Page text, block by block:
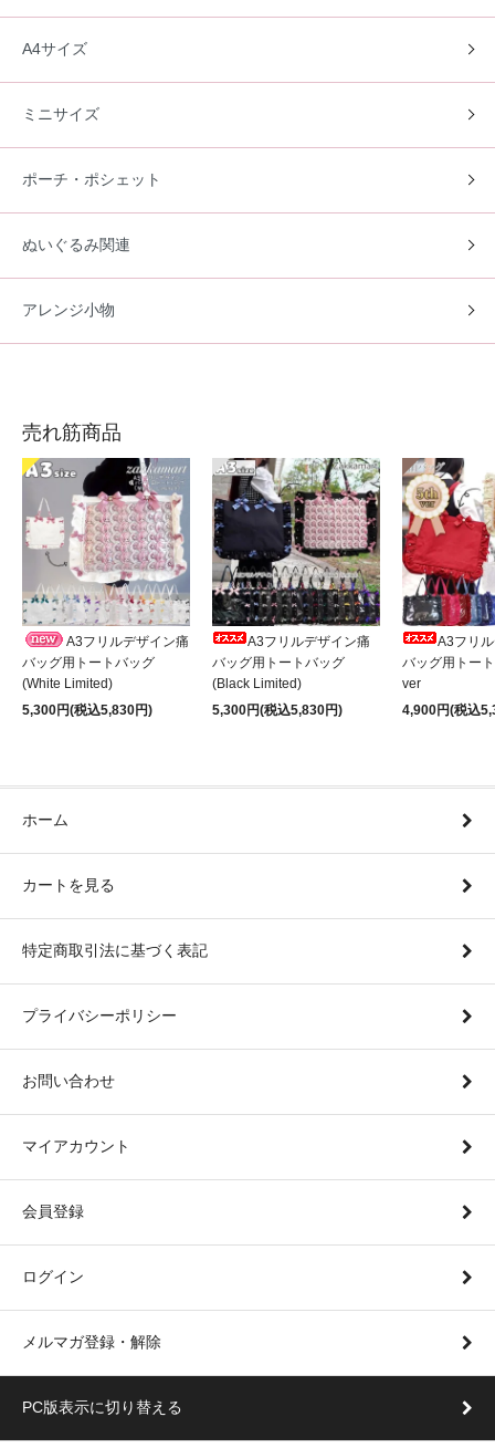
A4サイズ
ミニサイズ
ポーチ・ポシェット
ぬいぐるみ関連
アレンジ小物
売れ筋商品
A3フリルデザイン痛
バッグ用トートバッグ
(White Limited)
5,300円(税込5,830円)
A3フリルデザイン痛
バッグ用トートバッグ
(Black Limited)
5,300円(税込5,830円)
A3フリ
バッグ用トー
ver
4,900円(税込
ホーム
カートを見る
特定商取引法に基づく表記
プライバシーポリシー
お問い合わせ
マイアカウント
会員登録
ログイン
メルマガ登録・解除
PC版表示に切り替える